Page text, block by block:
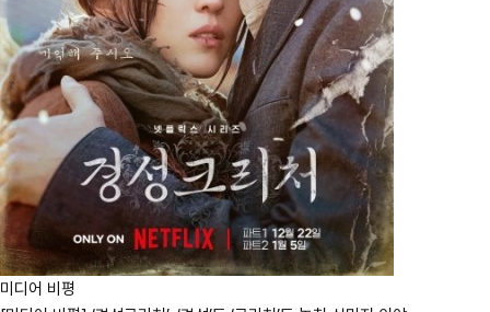
미디어 비평